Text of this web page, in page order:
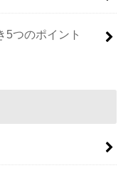
5つのポイント